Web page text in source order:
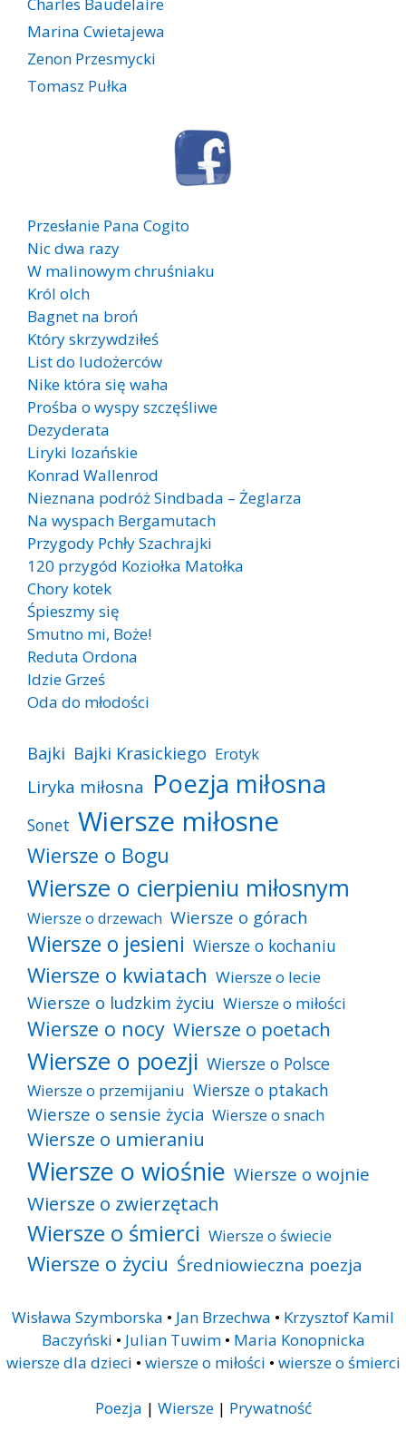
Marina Cwietajewa
Zenon Przesmycki
Tomasz Pułka
Przesłanie Pana Cogito
Nic dwa razy
W malinowym chruśniaku
Król olch
Bagnet na broń
Który skrzywdziłeś
List do ludożerców
Nike która się waha
Prośba o wyspy szczęśliwe
Dezyderata
Liryki lozańskie
Konrad Wallenrod
Nieznana podróż Sindbada – Żeglarza
Na wyspach Bergamutach
Przygody Pchły Szachrajki
120 przygód Koziołka Matołka
Chory kotek
Śpieszmy się
Smutno mi, Boże!
Reduta Ordona
Idzie Grześ
Oda do młodości
Bajki Bajki Krasickiego Erotyk
Liryka miłosna Poezja miłosna
Sonet Wiersze miłosne
Wiersze o Bogu
Wiersze o cierpieniu miłosnym
Wiersze o drzewach Wiersze o górach
Wiersze o jesieni Wiersze o kochaniu
Wiersze o kwiatach Wiersze o lecie
Wiersze o ludzkim życiu Wiersze o miłości
Wiersze o nocy Wiersze o poetach
Wiersze o poezji Wiersze o Polsce
Wiersze o przemijaniu Wiersze o ptakach
Wiersze o sensie życia Wiersze o snach
Wiersze o umieraniu
Wiersze o wiośnie Wiersze o wojnie
Wiersze o zwierzętach
Wiersze o śmierci Wiersze o świecie
Wiersze o życiu Średniowieczna poezja
Wisława Szymborska • Jan Brzechwa • Krzysztof Kamil
Baczyński • Julian Tuwim• Maria Konopnicka
wiersze dla dzieci • wiersze o miłości • wiersze o śmierci
Poezja | Wiersze| Prywatność